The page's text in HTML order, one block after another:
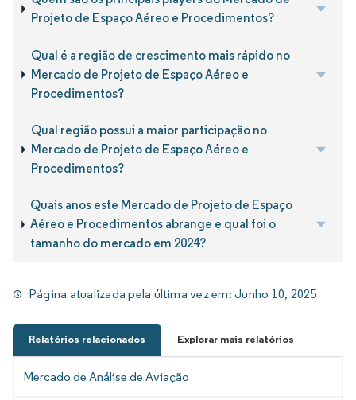
Projeto de Espaço Aéreo e Procedimentos?
Qual é a região de crescimento mais rápido no
Mercado de Projeto de Espaço Aéreo e
Procedimentos?
Qual região possui a maior participação no
Mercado de Projeto de Espaço Aéreo e
Procedimentos?
Quais anos este Mercado de Projeto de Espaço
Aéreo e Procedimentos abrange e qual foi o
tamanho do mercado em 2024?
Página atualizada pela última vez em:Junho 10, 2025
Relatórios relacionados Explorar mais relatórios
Mercado de Análise de Aviação